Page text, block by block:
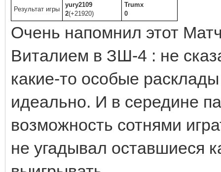
Результат игры
yury2109
2(+21920)
Trumx
0
Очень напомнил этот
Виталием в ЗШ-4 : не
какие-то особые
идеально. И в середине
возможность сотнями
не угадывал оставшиеся